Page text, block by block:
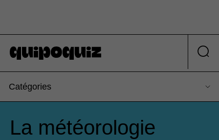
Catégories
La météorologie